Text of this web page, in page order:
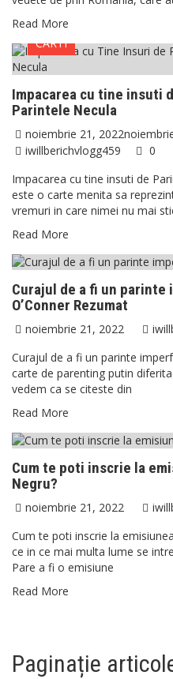
Read More
CARTI
Impacarea cu tine insuti
Parintele Necula
noiembrie 21, 2022
iwillberichvlogg459
0
Impacarea cu tine insuti de
este o carte menita sa
vremuri in care nimei nu mai
Read More
CARTI
Curajul de a fi un parinte
O’Conner Rezumat
noiembrie 21, 2022
Curajul de a fi un parinte
carte de parenting putin
vedem ca se citeste din
Read More
ACTUALITATI
Cum te poti inscrie la
Negru?
noiembrie 21, 2022
Cum te poti inscrie la
ce in ce mai multa lume se
Pare a fi o emisiune
Read More
Paginație